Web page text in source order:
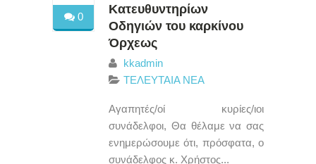
0
Κατευθυντηρίων
Οδηγιών του καρκίνου
Όρχεως
kkadmin
ΤΕΛΕΥΤΑΙΑ ΝΕΑ
Αγαπητές/οί κυρίες/ιοι
συνάδελφοι, Θα θέλαμε να σας
ενημερώσουμε ότι, πρόσφατα, ο
συνάδελφος κ. Χρήστος...